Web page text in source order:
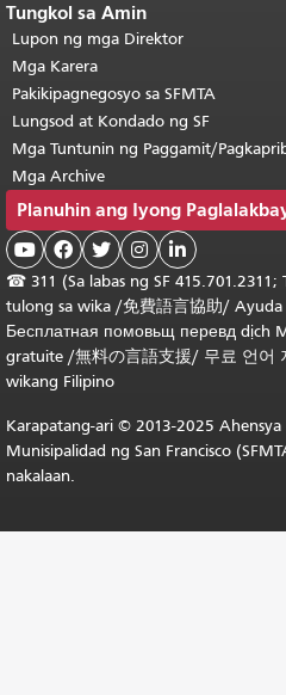
Tungkol sa Amin
Lupon ng mga Direktor
Mga Karera
Pakikipagnegosyo sa SFMTA
Lungsod at Kondado ng SF
Mga Tuntunin ng Paggamit/
Mga Archive
Planuhin ang Iyong
    
☎ 311 (Sa labas ng SF
tulong sa wika /免費語言協助/ Ayuda
Бесплатная помовьщ перевд dịch
gratuite /無料の言語支援/ 무료 언어
wikang Filipino
Karapatang-ari © 2013-2025 Ahensya
Munisipalidad ng San Francisco
nakalaan.